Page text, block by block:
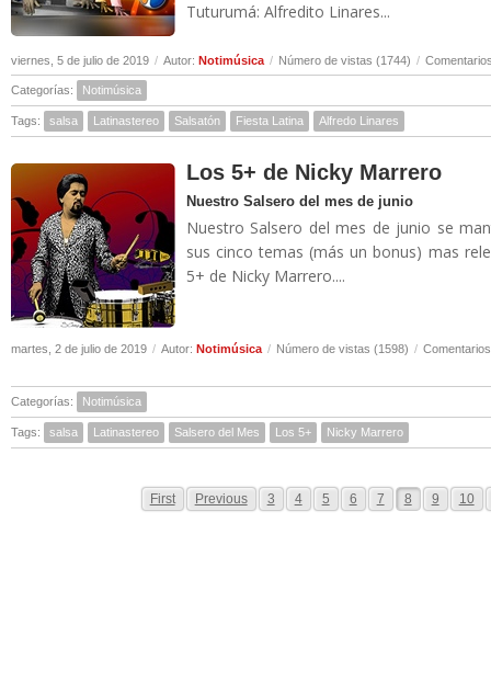
Tuturumá: Alfredito Linares...
viernes, 5 de julio de 2019 / Autor: Notimúsica / Número de vistas (1744) /
Categorías: Notimúsica
Tags: salsa Latinastereo Salsatón Fiesta Latina Alfredo Linares
Los 5+ de Nicky Marrero
Nuestro Salsero del mes de junio
Nuestro Salsero del mes de junio se
sus cinco temas (más un bonus) mas
5+ de Nicky Marrero....
martes, 2 de julio de 2019 / Autor: Notimúsica / Número de vistas (1598) /
Categorías: Notimúsica
Tags: salsa Latinastereo Salsero del Mes Los 5+ Nicky Marrero
First Previous 3 4 5 6 7 8 9 10